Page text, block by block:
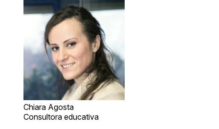
Chiara Agosta
Consultora educativa